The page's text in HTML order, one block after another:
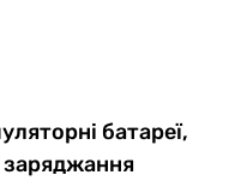
батареї,
заряджання